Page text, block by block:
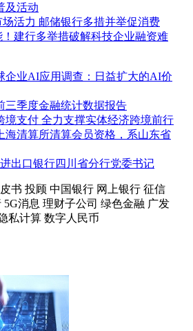
及活动
活力 邮储银行多措并举促消费
建行多举措破解科技企业融资难
企业AI应用调查：日益扩大的AI价
三季度金融统计数据报告
境支付 全力支撑实体经济跨境前行
海清算所清算会员资格，系山东省
出口银行四川省分行党委书记
书 投顾 中国银行 网上银行 征信
5G消息 理财子公司 绿色金融 广发
私计算 数字人民币